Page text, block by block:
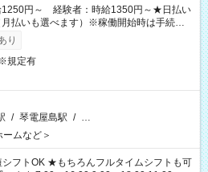
1250円～ 経験者：時給1350円～★日払い
払いも選べます）※稼働開始時は手続き完
ります。
り
規定有
/ 琴電屋島駅 / …
ームなど＞
ルタイムシフトも可